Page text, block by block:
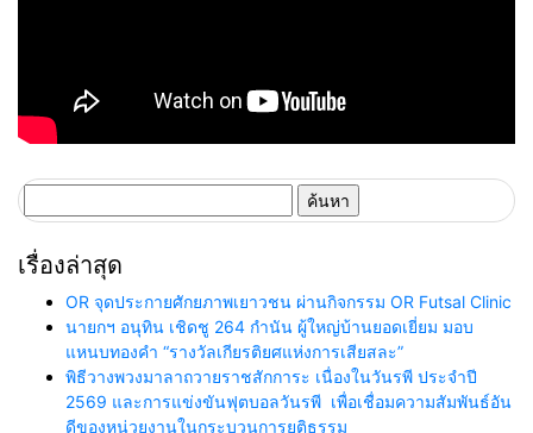
สำหรับ:
เรื่องล่าสุด
OR จุดประกายศักยภาพเยาวชน ผ่านกิจกรรม OR Futsal Clinic
นายกฯ อนุทิน เชิดชู 264 กำนัน ผู้ใหญ่บ้านยอดเยี่ยม มอบ
แหนบทองคำ “รางวัลเกียรติยศแห่งการเสียสละ”
พิธีวางพวงมาลาถวายราชสักการะ เนื่องในวันรพี ประจำปี
2569 และการแข่งขันฟุตบอลวันรพี เพื่อเชื่อมความสัมพันธ์อัน
ดีของหน่วยงานในกระบวนการยุติธรรม